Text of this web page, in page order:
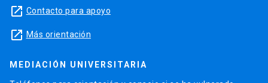
launch Contacto para apoyo
launch Más orientación
MEDIACIÓN UNIVERSITARIA